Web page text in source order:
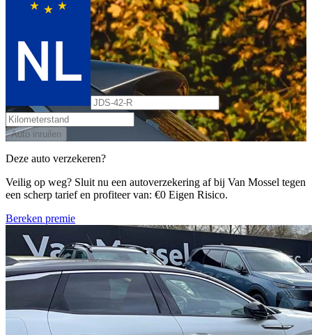
Auto inruilen
Deze auto verzekeren?
Veilig op weg? Sluit nu een autoverzekering af bij Van Mossel tegen
een scherp tarief en profiteer van: €0 Eigen Risico.
Bereken premie